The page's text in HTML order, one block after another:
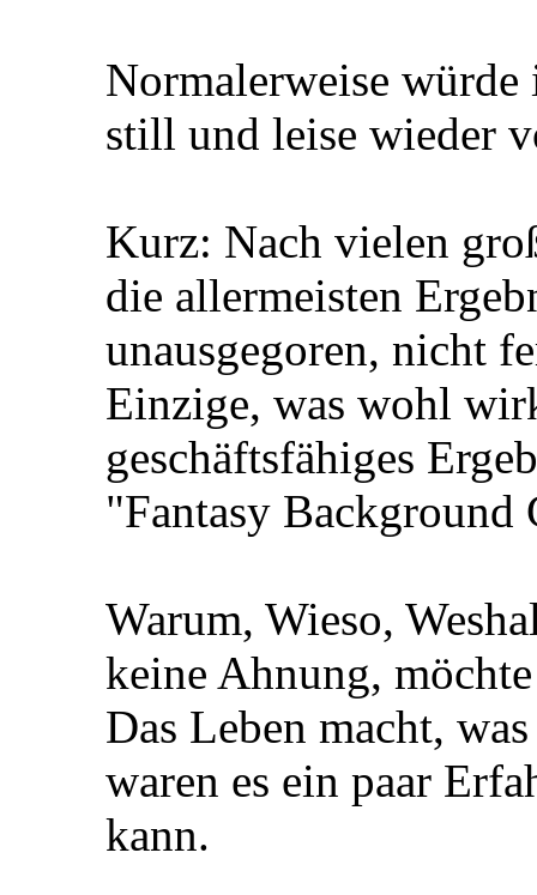
Normalerweise
still und leise wieder
Kurz: Nach vielen
die allermeisten
unausgegoren, nicht
Einzige, was wohl
geschäftsfähiges
"Fantasy Background
Warum, Wieso,
keine Ahnung,
Das Leben macht,
waren es ein paar
kann.